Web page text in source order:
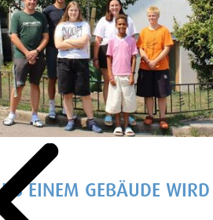
EINEM GEBÄUDE